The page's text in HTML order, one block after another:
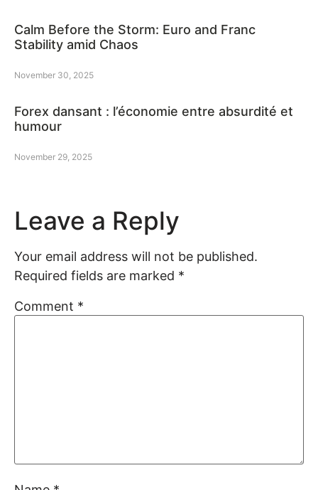
Calm Before the Storm: Euro and Franc
Stability amid Chaos
November 30, 2025
Forex dansant : l’économie entre absurdité et
humour
November 29, 2025
Leave a Reply
Your email address will not be published.
Required fields are marked *
Comment *